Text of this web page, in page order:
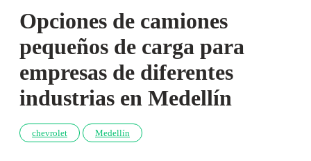
Opciones de camiones
pequeños de carga para
empresas de diferentes
industrias en Medellín
chevrolet Medellín